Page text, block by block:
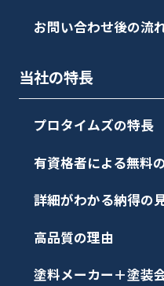
お問い合わせ後の流
当社の特長
プロタイムズの特長
有資格者による無料
詳細がわかる納得の
高品質の理由
塗料メーカー＋塗装